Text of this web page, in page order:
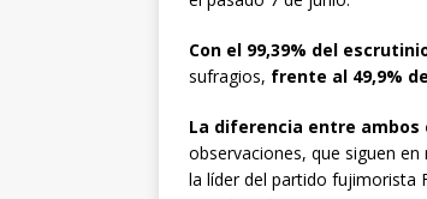
Con el 99,39% del
sufragios, frente al 49,9%
La diferencia entre ambos
observaciones, que siguen
la líder del partido fujimorista